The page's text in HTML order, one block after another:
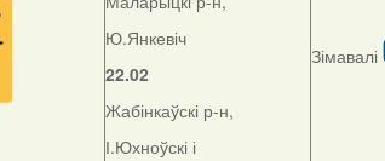
Ю.Янкевіч
22.02
Жабінкаўскі р-н,
І.Юхноўскі і
Зімавалі